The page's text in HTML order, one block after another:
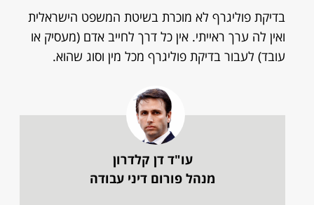
בדיקת פוליגרף לא מוכרת בשיטת המשפט הישראלית
ואין לה ערך ראייתי. אין כל דרך לחייב אדם (מעסיק או
עובד) לעבור בדיקת פוליגרף מכל מין וסוג שהוא.
עו"ד דן קלדרון
מנהל פורום דיני עבודה